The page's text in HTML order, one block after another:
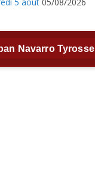
Navarro Tyrosse